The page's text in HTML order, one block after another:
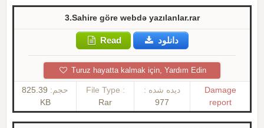
3.Sahire göre webdə yazılanlar.rar
Read دانلود
Turuz hayatta kalmak için, Yardım Edin
حجم: 825.39
KB
File Type :
Rar
دیده شده :
977
Damage
report